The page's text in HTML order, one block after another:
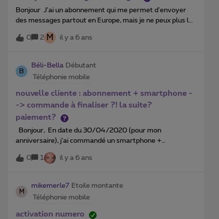
Bonjour J'ai un abonnement qui me permet d'envoyer
des messages partout en Europe, mais je ne peux plus le
faire maintenant. Mon correspondant vis en Pologne et
elle arrive à m'envoyer des messages sans problème.
ni l'appeler ? Mes sincères salutations Esmeralda
Yondjeu
0 2 M il y a 6 ans
B
Béli-Bella Débutant
Téléphonie mobile
nouvelle cliente : abonnement + smartphone -
-> commande à finaliser ?! la suite?
paiement?
​ Bonjour, En date du 30/04/2020 (pour mon
anniversaire), j’ai commandé un smartphone +
abonnement Epic. Marque du smartphone : oneplus 8
interstellar glow. De ce fait, j’ai reçu un premier mail de
soit), ensuite un second qui me demandait une copie de
ma carte ID à envoyer à:IDcard@Proximus.com pour
finalisation de ladite commande. Dont je me suis exécuté
le jour même de la réception du mail. A ce jour, je reste
0 1 il y a 6 ans
M
mikemerle7 Etoile montante
Téléphonie mobile
activation numero